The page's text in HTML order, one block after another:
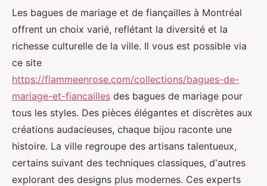
Les bagues de mariage et de fiançailles à Montréal
offrent un choix varié, reflétant la diversité et la
richesse culturelle de la ville. Il vous est possible via
ce site
https://flammeenrose.com/collections/bagues-de-
mariage-et-fiancailles des bagues de mariage pour
tous les styles. Des pièces élégantes et discrètes aux
créations audacieuses, chaque bijou raconte une
histoire. La ville regroupe des artisans talentueux,
certains suivant des techniques classiques, d'autres
explorant des designs plus modernes. Ces experts